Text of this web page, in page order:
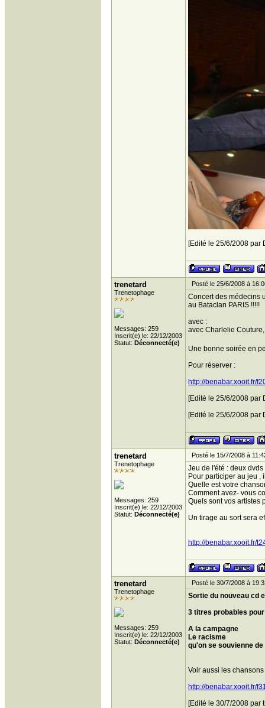
[Edité le 25/6/2008 par
trenetard
Trenetophage
Messages: 259
Inscrit(e) le: 22/12/2003
Statut: Déconnecté(e)
Posté le 25/6/2008 à
Concert des médecins
au Bataclan PARIS !!!!!
avec :
avec Charlelie
Une bonne soirée en
Pour réserver :
http://benabar.xooit.fr/
[Edité le 25/6/2008 par
[Edité le 25/6/2008 par
trenetard
Trenetophage
Messages: 259
Inscrit(e) le: 22/12/2003
Statut: Déconnecté(e)
Posté le 15/7/2008 à
Jeu de l'été : deux
Pour participer au jeu ,
Quelle est votre
Comment avez- vous
Quels sont vos artistes
Un tirage au sort sera
http://benabar.xooit.fr/
trenetard
Trenetophage
Messages: 259
Inscrit(e) le: 22/12/2003
Statut: Déconnecté(e)
Posté le 30/7/2008 à
Sortie du nouveau cd
3 titres probables
A la campagne
Le racisme
qu'on se souvienne de
Voir aussi les
http://benabar.xooit.fr/
[Edité le 30/7/2008 par